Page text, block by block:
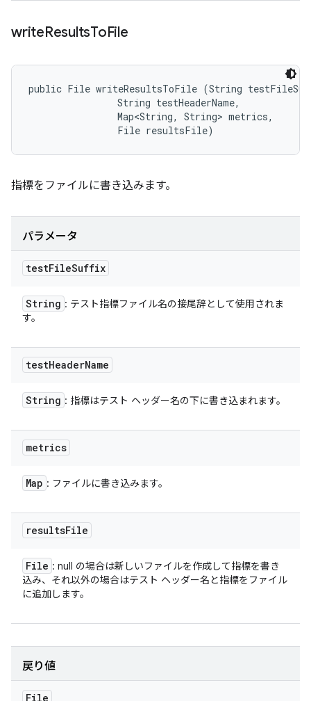
writeResultsToFile
public File writeResultsToFile (String
                String testHeaderName,
                Map<String, String> metrics,
                File resultsFile)
指標をファイルに書き込みます。
パラメータ
testFileSuffix
String : テスト指標ファイル名の接尾辞として使用されま
す。
testHeaderName
String : 指標はテスト ヘッダー名の下に書き込まれます。
metrics
Map : ファイルに書き込みます。
resultsFile
File : null の場合は新しいファイルを作成して指標を書き
込み、それ以外の場合はテスト ヘッダー名と指標をファイル
に追加します。
戻り値
File